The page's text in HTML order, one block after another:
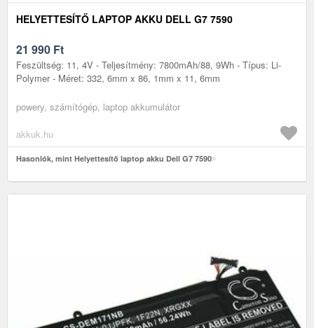
HELYETTESÍTŐ LAPTOP AKKU DELL G7 7590
21 990 Ft
Feszültség: 11, 4V - Teljesítmény: 7800mAh/88, 9Wh - Típus: Li-
Polymer - Méret: 332, 6mm x 86, 1mm x 11, 6mm
powery, számítógép, laptop akkumulátor
akkuk.hu
Hasonlók, mint Helyettesítő laptop akku Dell G7 7590